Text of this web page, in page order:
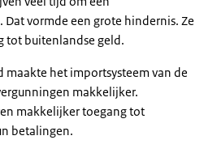
vormde een grote hindernis. Ze
tot buitenlandse geld.
maakte het importsysteem van de
makkelijker.
makkelijker toegang tot
betalingen.